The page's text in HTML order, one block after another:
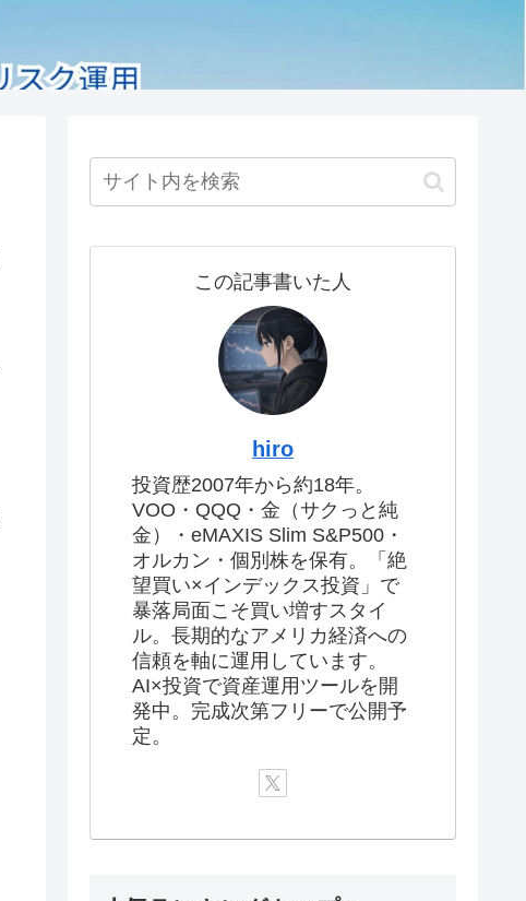
この記事書いた人
hiro
投資歴2007年から約18年。
VOO・QQQ・金（サクっと純
金）・eMAXIS Slim S&P500・
オルカン・個別株を保有。「絶
望買い×インデックス投資」で
暴落局面こそ買い増すスタイ
ル。長期的なアメリカ経済への
信頼を軸に運用しています。
AI×投資で資産運用ツールを開
発中。完成次第フリーで公開予
定。